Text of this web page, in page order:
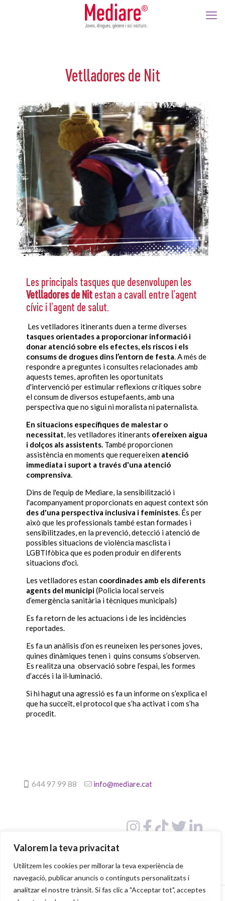
Valorem la teva privacitat
Utilitzem les cookies per millorar la teva experiència de
navegació, publicar anuncis o continguts personalitzats i
analitzar el nostre trànsit. Si fas clic a "Acceptar tot", acceptes
Vetlladores de Nit
Les principals tasques que desenvolupen les
Vetlladores de Nitestan a cavall entre l’agent
cívic i l’agent de salut.
Les vetlladores itinerants duen a terme diverses
tasques orientades a proporcionar informació i
donar atenció sobre els efectes, els riscos i els
consums de drogues dins l’entorn de festa . A més de
respondre a preguntes i consultes relacionades amb
aquests temes, aprofiten les oportunitats
d'intervenció per estimular reflexions crítiques sobre
el consum de diversos estupefaents, amb una
perspectiva que no sigui ni moralista ni paternalista.
En situacions específiques de malestar o
necessitat , les vetlladores itinerants ofereixen aigua
i dolços als assistents. També proporcionen
assistència en moments que requereixen atenció
immediata i suport a través d'una atenció
comprensiva
Dins de l'equip de Mediare, la sensibilització i
l'acompanyament proporcionats en aquest context són
des d'una perspectiva inclusiva i feministes . És per
això que les professionals també estan formades i
sensibilitzades, en la prevenció, detecció i atenció de
possibles situacions de violència masclista i
LGBTIfòbica que es poden produir en diferents
situacions d'oci.
Les vetlladores estan coordinades amb els diferents
agents del municipi(Policia local serveis
d’emergència sanitària i tècniques municipals)
Es fa retorn de les actuacions i de les incidències
reportades.
Es fa un anàlisis d’on es reuneixen les persones joves,
quines dinàmiques tenen i quins consums s’observen.
Es realitza una observació sobre l’espai, les formes
d’accés i la il·luminació.
Si hi hagut una agressió es fa un informe on s’explica el
que ha succeït, el protocol que s’ha activat i com s’ha
procedit.
644 97 99 88 info@mediare.cat